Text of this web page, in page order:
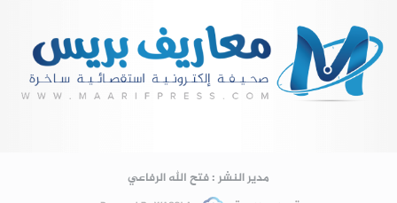
مدير النشر : فتح الله الرفاعي